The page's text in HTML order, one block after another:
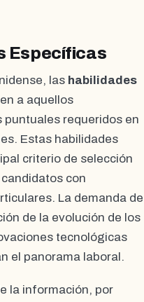
Específicas
las habilidades
a aquellos
requeridos en
Estas habilidades
criterio de selección
con
La demanda de
de la evolución de los
tecnológicas
el panorama laboral.
la información, por